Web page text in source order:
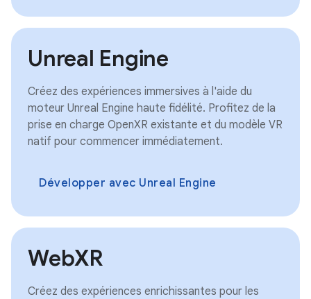
Unreal Engine
Créez des expériences immersives à l'aide du
moteur Unreal Engine haute fidélité. Profitez de la
prise en charge OpenXR existante et du modèle VR
natif pour commencer immédiatement.
Développer avec Unreal Engine
WebXR
Créez des expériences enrichissantes pour les